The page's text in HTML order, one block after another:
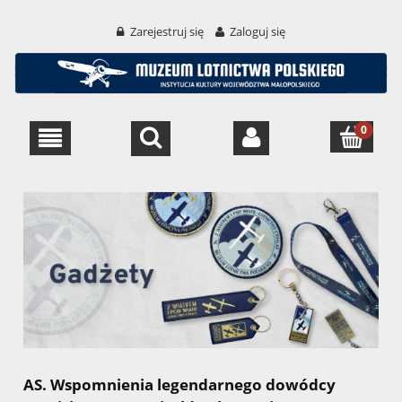
Zarejestruj się Zaloguj się
AS. Wspomnienia legendarnego dowódcy